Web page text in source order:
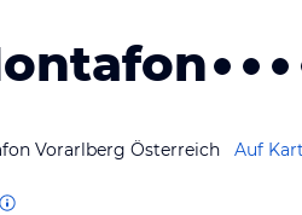
Vorarlberg Österreich Auf